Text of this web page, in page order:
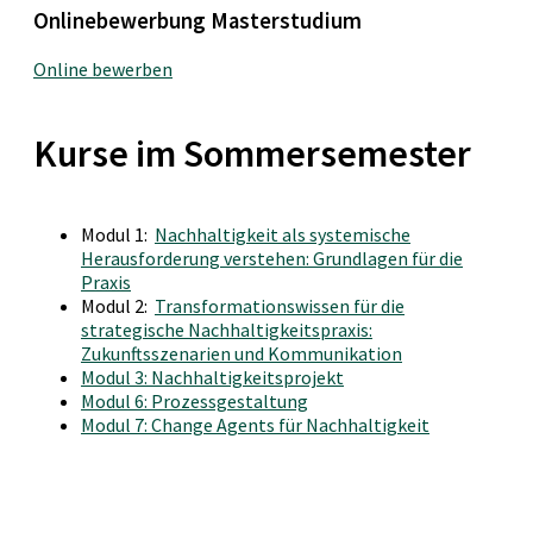
Onlinebewerbung Masterstudium
Online bewerben
Kurse im Sommersemester
Modul 1: Nachhaltigkeit als systemische
Herausforderung verstehen: Grundlagen für die
Praxis
Modul 2: Transformationswissen für die
strategische Nachhaltigkeitspraxis:
Zukunftsszenarien und Kommunikation
Modul 3: Nachhaltigkeitsprojekt
Modul 6: Prozessgestaltung
Modul 7: Change Agents für Nachhaltigkeit